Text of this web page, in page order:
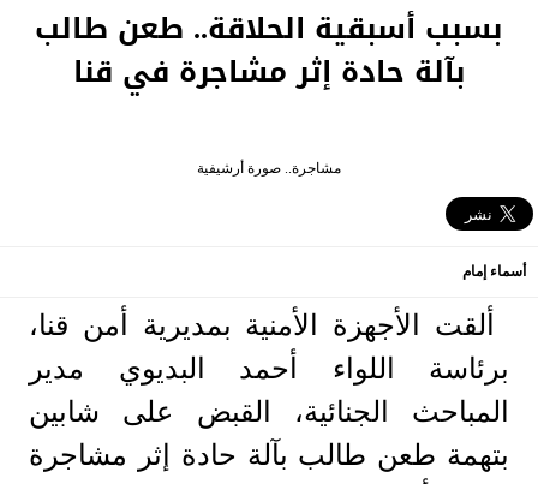
بسبب أسبقية الحلاقة.. طعن طالب
بآلة حادة إثر مشاجرة في قنا
مشاجرة.. صورة أرشيفية
أسماء إمام
ألقت الأجهزة الأمنية بمديرية أمن قنا،
برئاسة اللواء أحمد البديوي مدير
المباحث الجنائية، القبض على شابين
بتهمة طعن طالب بآلة حادة إثر مشاجرة